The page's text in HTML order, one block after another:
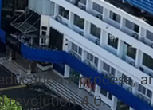
process,
revolution 4.0.